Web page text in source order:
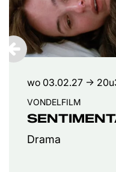
Drama
VONDELFILM
wo 03.02.27 →